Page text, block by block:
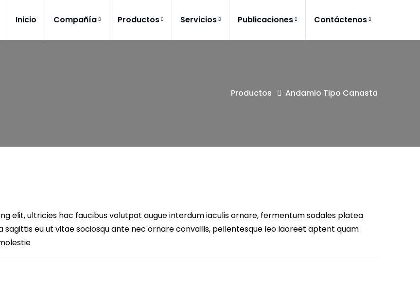
Inicio Compañía Productos Servicios Publicaciones Contáctenos
Productos Andamio Tipo Canasta
elit, ultricies hac faucibus volutpat augue interdum iaculis ornare, fermentum sodales platea
sagittis eu ut vitae sociosqu ante nec ornare convallis, pellentesque leo laoreet aptent quam